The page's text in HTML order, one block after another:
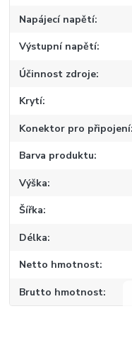
Napájecí napětí
Výstupní napětí
Účinnost zdroje
Krytí
Konektor pro připojení
Barva produktu
Výška
Šířka
Délka
Netto hmotnost
Brutto hmotnost